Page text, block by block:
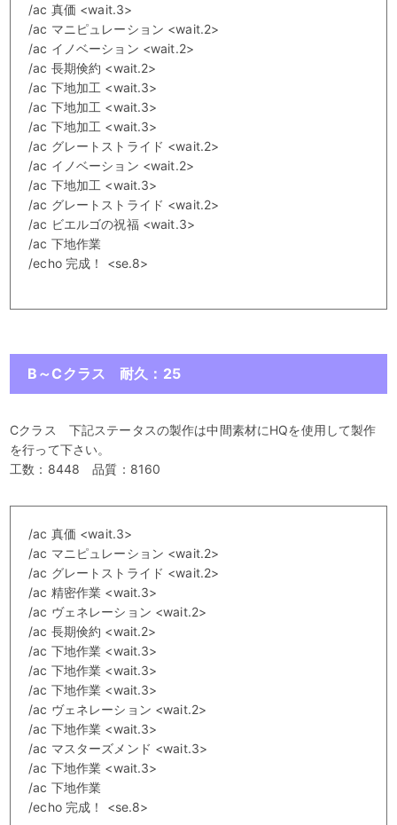
/ac 真価 <wait.3>
/ac マニピュレーション <wait.2>
/ac イノベーション <wait.2>
/ac 長期倹約 <wait.2>
/ac 下地加工 <wait.3>
/ac 下地加工 <wait.3>
/ac 下地加工 <wait.3>
/ac グレートストライド <wait.2>
/ac イノベーション <wait.2>
/ac 下地加工 <wait.3>
/ac グレートストライド <wait.2>
/ac ビエルゴの祝福 <wait.3>
/ac 下地作業
/echo 完成！ <se.8>
B～Cクラス 耐久：25
Cクラス 下記ステータスの製作は中間素材にHQを使用して製作
を行って下さい。
工数：8448 品質：8160
/ac 真価 <wait.3>
/ac マニピュレーション <wait.2>
/ac グレートストライド <wait.2>
/ac 精密作業 <wait.3>
/ac ヴェネレーション <wait.2>
/ac 長期倹約 <wait.2>
/ac 下地作業 <wait.3>
/ac 下地作業 <wait.3>
/ac 下地作業 <wait.3>
/ac ヴェネレーション <wait.2>
/ac 下地作業 <wait.3>
/ac マスターズメンド <wait.3>
/ac 下地作業 <wait.3>
/ac 下地作業
/echo 完成！ <se.8>